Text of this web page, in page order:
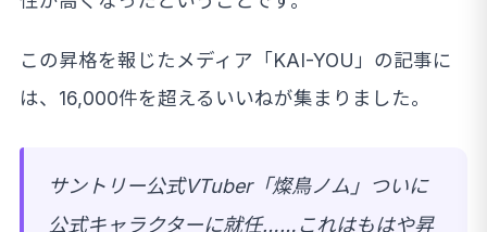
この昇格を報じたメディア「KAI-YOU」の記事に
は、16,000件を超えるいいねが集まりました。
サントリー公式VTuber「燦鳥ノム」ついに
公式キャラクターに就任……これはもはや昇